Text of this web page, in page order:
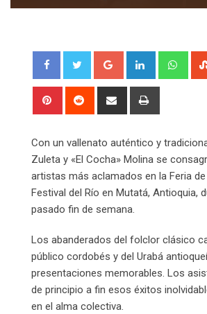
Google+ LinkedIn
Pinterest Reddit
Share
Con un vallenato auténtico y
Zuleta y «El Cocha» Molina se
artistas más aclamados en la Feria
Festival del Río en Mutatá, Antioquia,
pasado fin de semana.
Los abanderados del folclor clásico
público cordobés y del Urabá
presentaciones memorables. Los
de principio a fin esos éxitos
en el alma colectiva.